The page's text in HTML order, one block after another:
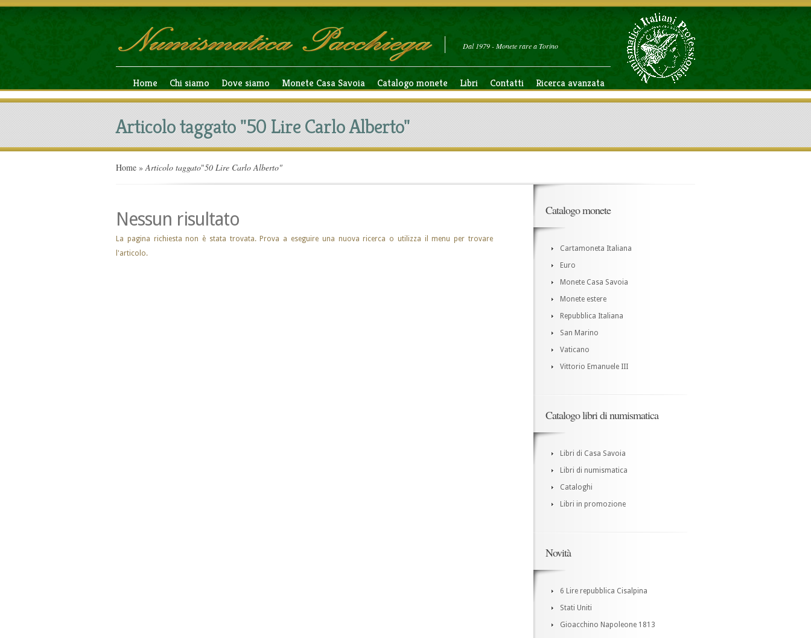
Dal 1979 - Monete rare a Torino
Home Chi siamo Dove siamo Monete Casa Savoia Catalogo monete Libri Contatti Ricerca avanzata
Articolo taggato "50 Lire Carlo Alberto"
Home » Articolo taggato"50 Lire Carlo Alberto"
Nessun risultato
La pagina richiesta non è stata trovata. Prova a eseguire una nuova ricerca o utilizza il menu per trovare
l'articolo.
Catalogo monete
Cartamoneta Italiana
Euro
Monete Casa Savoia
Monete estere
Repubblica Italiana
San Marino
Vaticano
Vittorio Emanuele III
Catalogo libri di numismatica
Libri di Casa Savoia
Libri di numismatica
Cataloghi
Libri in promozione
Novità
6 Lire repubblica Cisalpina
Stati Uniti
Gioacchino Napoleone 1813